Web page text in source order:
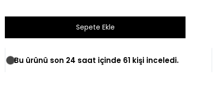
Bu ürünü son 24 saat içinde 61 kişi inceledi.